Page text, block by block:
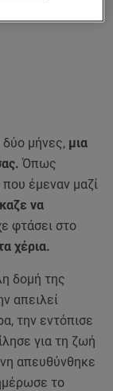
δύο μήνες, μια
Όπως
που έμεναν μαζί
να
φτάσει στο
χέρια.
δομή της
απειλεί
την εντόπισε
για τη ζωή
απευθύνθηκε
το